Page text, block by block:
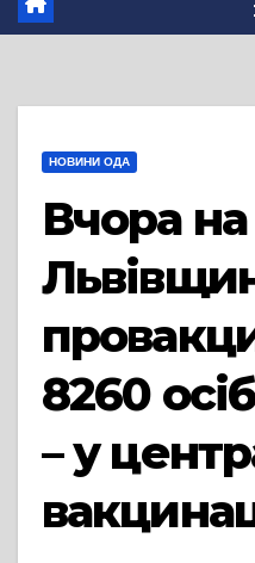
НОВИНИ ОДА
Вчора на
8260
– у